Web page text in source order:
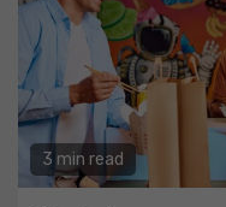
3 min read